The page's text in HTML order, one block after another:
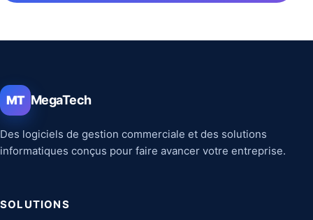
MT MegaTech
Des logiciels de gestion commerciale et des solutions
informatiques conçus pour faire avancer votre entreprise.
SOLUTIONS